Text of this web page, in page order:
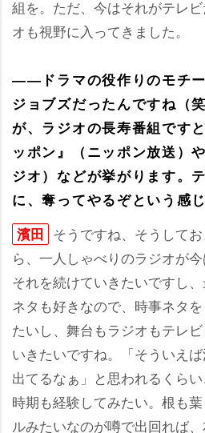
組を。ただ、今はそれがテレ
オも視野に入ってきました。
――ドラマの役作りのモチー
ジョブズだったんですね（
が、ラジオの長寿番組です
ッポン』（ニッポン放送）
ジオ）などが挙がります。
に、奪ってやるぞという感じ
濱田 そうですね、そうして
ら、一人しゃべりのラジオが今
それを続けていきたいですし
ネタも好きなので、時事ネタ
たいし、舞台もラジオもテレ
いきたいですね。「そういえ
出てるなぁ」と思われるくら
時期も経験してみたい。根も
ルみたいなのが噂で出回れば